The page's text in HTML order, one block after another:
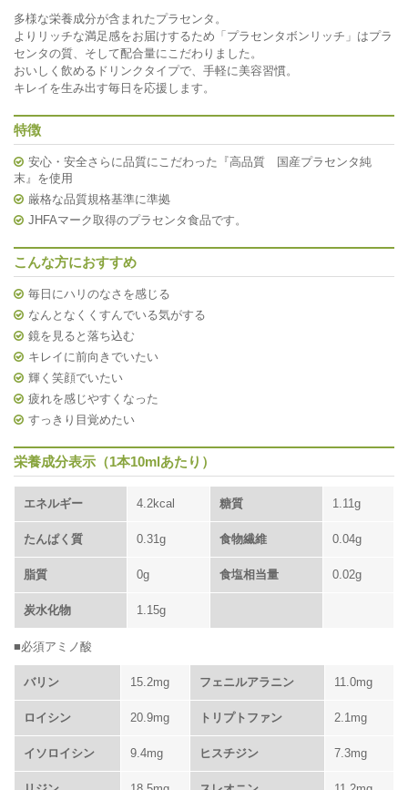
多様な栄養成分が含まれたプラセンタ。
よりリッチな満足感をお届けするため「プラセンタボンリッチ」はプラ
センタの質、そして配合量にこだわりました。
おいしく飲めるドリンクタイプで、手軽に美容習慣。
キレイを生み出す毎日を応援します。
特徴
安心・安全さらに品質にこだわった『高品質 国産プラセンタ純
末』を使用
厳格な品質規格基準に準拠
JHFAマーク取得のプラセンタ食品です。
こんな方におすすめ
毎日にハリのなさを感じる
なんとなくくすんでいる気がする
鏡を見ると落ち込む
キレイに前向きでいたい
輝く笑顔でいたい
疲れを感じやすくなった
すっきり目覚めたい
栄養成分表示（1本10mlあたり）
エネルギー 4.2kcal 糖質 1.11g
たんぱく質 0.31g 食物繊維 0.04g
脂質 0g 食塩相当量 0.02g
炭水化物 1.15g
■必須アミノ酸
バリン 15.2mg フェニルアラニン 11.0mg
ロイシン 20.9mg トリプトファン 2.1mg
イソロイシン 9.4mg ヒスチジン 7.3mg